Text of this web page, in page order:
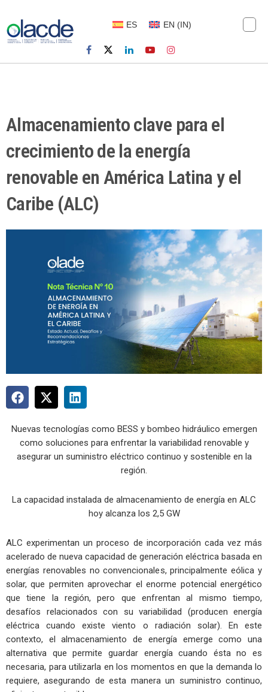
ES EN (IN)
Almacenamiento clave para el
crecimiento de la energía
renovable en América Latina y el
Caribe (ALC)
Nuevas tecnologías como BESS y bombeo hidráulico emergen
como soluciones para enfrentar la variabilidad renovable y
asegurar un suministro eléctrico continuo y sostenible en la
región.
La capacidad instalada de almacenamiento de energía en ALC
hoy alcanza los 2,5 GW
ALC experimentan un proceso de incorporación cada vez más
acelerado de nueva capacidad de generación eléctrica basada en
energías renovables no convencionales, principalmente eólica y
solar, que permiten aprovechar el enorme potencial energético
que tiene la región, pero que enfrentan al mismo tiempo,
desafíos relacionados con su variabilidad (producen energía
eléctrica cuando existe viento o radiación solar). En este
contexto, el almacenamiento de energía emerge como una
alternativa que permite guardar energía cuando ésta no es
necesaria, para utilizarla en los momentos en que la demanda lo
requiere, asegurando de esta manera un suministro continuo,